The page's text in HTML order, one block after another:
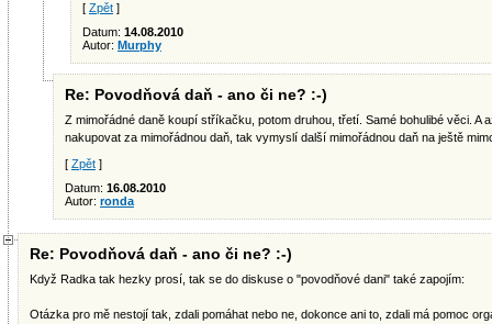
[ Zpět ]
Datum: 14.08.2010
Autor: Murphy
Re: Povodňová daň - ano či ne? :-)
Z mimořádné daně koupí stříkačku, potom druhou, třetí. Samé bohulibé věci. A
nakupovat za mimořádnou daň, tak vymyslí další mimořádnou daň na ještě
[ Zpět ]
Datum: 16.08.2010
Autor: ronda
Re: Povodňová daň - ano či ne? :-)
Když Radka tak hezky prosí, tak se do diskuse o "povodňové dani" také zapojím:
Otázka pro mě nestojí tak, zdali pomáhat nebo ne, dokonce ani to, zdali má pomoc